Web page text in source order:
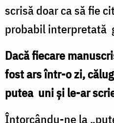
scrisă doar ca să fie
probabil interpretată
Dacă fiecare
fost ars într-o zi,
putea uni și le-ar
Întorcându-ne la